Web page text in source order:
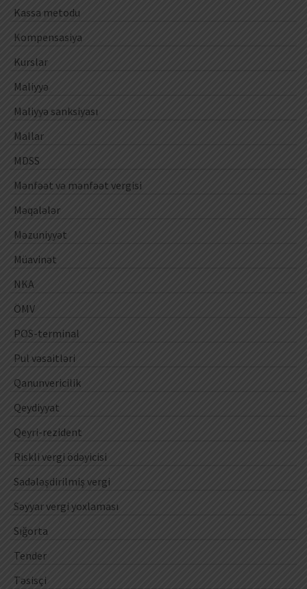
Kassa metodu
Kompensasiya
Kurslar
Maliyyə
Maliyyə sanksiyası
Mallar
MDSS
Mənfəət və mənfəət vergisi
Məqalələr
Məzuniyyət
Müavinət
NKA
ÖMV
POS-terminal
Pul vəsaitləri
Qanunvericilik
Qeydiyyat
Qeyri-rezident
Riskli vergi ödəyicisi
Sadələşdirilmiş vergi
Səyyar vergi yoxlaması
Sığorta
Tender
Təsisçi